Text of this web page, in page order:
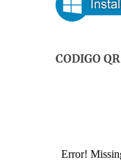
CODIGO QR